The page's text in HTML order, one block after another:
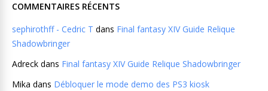
COMMENTAIRES RÉCENTS
sephirothff - Cedric T dans Final fantasy XIV Guide Relique
Shadowbringer
Adreck dans Final fantasy XIV Guide Relique Shadowbringer
Mika dans Débloquer le mode demo des PS3 kiosk